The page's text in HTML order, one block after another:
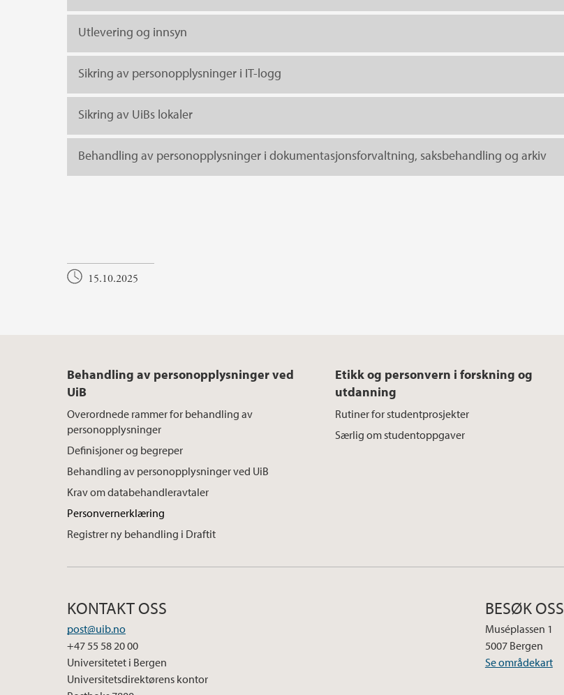
Utlevering og innsyn
Sikring av personopplysninger i IT-logg
Sikring av UiBs lokaler
Behandling av personopplysninger i dokumentasjonsforvaltning, saksbehandling og arkiv
15.10.2025
Behandling av personopplysninger ved
UiB
Overordnede rammer for behandling av
personopplysninger
Definisjoner og begreper
Behandling av personopplysninger ved UiB
Krav om databehandleravtaler
Personvernerklæring
Registrer ny behandling i Draftit
Etikk og personvern i forskning og
utdanning
Rutiner for studentprosjekter
Særlig om studentoppgaver
KONTAKT OSS
post@uib.no
+47 55 58 20 00
Universitetet i Bergen
Universitetsdirektørens kontor
BESØK OSS
Muséplassen 1
5007 Bergen
Se områdekart